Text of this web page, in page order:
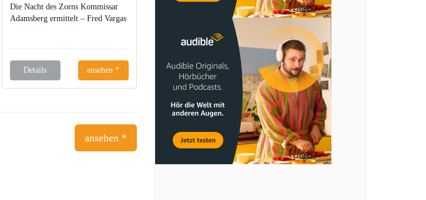
Die Nacht des Zorns Kommissar
Adamsberg ermittelt – Fred Vargas
Details ansehen *
ansehen *